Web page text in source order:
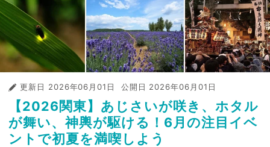
更新日 2026年06月01日 公開日 2026年06月01日
【2026関東】あじさいが咲き、ホタル
が舞い、神輿が駆ける！6月の注目イベ
ントで初夏を満喫しよう